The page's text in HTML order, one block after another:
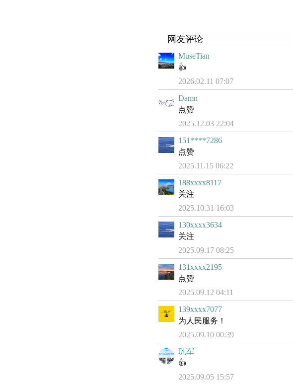
网友评论
MuseTian
👍
2026.02.11 07:07
Damn
点赞
2025.12.03 22:04
151****7286
点赞
2025.11.15 06:22
188xxxx8117
关注
2025.10.31 16:03
130xxxx3634
关注
2025.09.17 08:25
131xxxx2195
点赞
2025.09.12 04:11
139xxxx7077
为人民服务！
2025.09.10 00:39
巩军
👍
2025.09.05 15:57